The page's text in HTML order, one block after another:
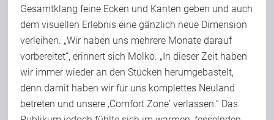
Gesamtklang feine Ecken und Kanten geben und auch
dem visuellen Erlebnis eine gänzlich neue Dimension
verleihen. „Wir haben uns mehrere Monate darauf
vorbereitet“, erinnert sich Molko. „In dieser Zeit haben
wir immer wieder an den Stücken herumgebastelt,
denn damit haben wir für uns komplettes Neuland
betreten und unsere ‚Comfort Zone‘ verlassen.“ Das